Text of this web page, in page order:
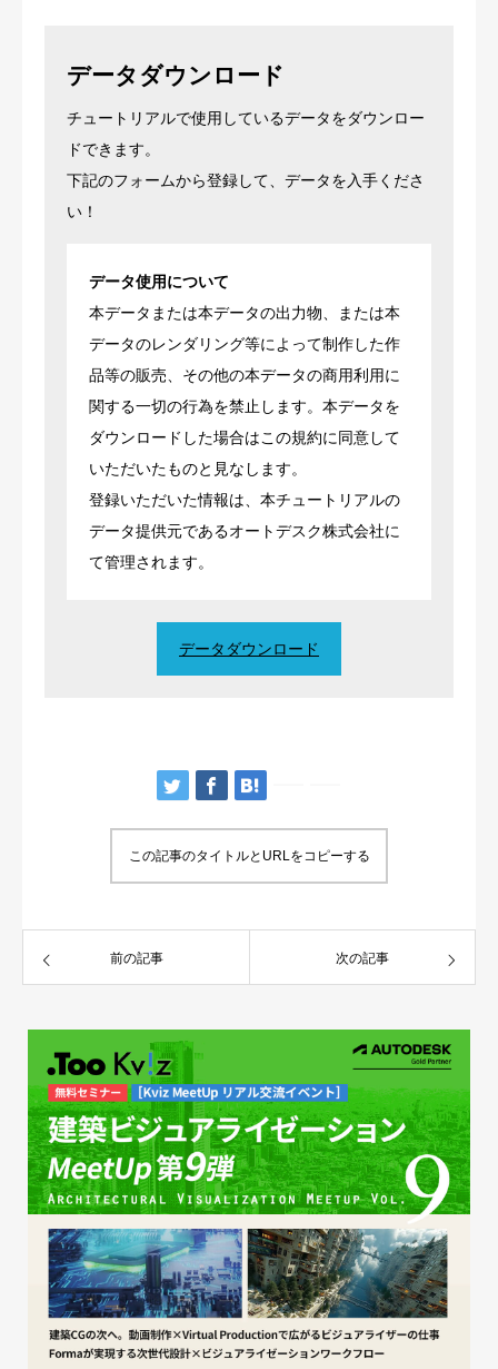
データダウンロード
チュートリアルで使用しているデータをダウンロー
ドできます。
下記のフォームから登録して、データを入手くださ
い！
データ使用について
本データまたは本データの出力物、または本
データのレンダリング等によって制作した作
品等の販売、その他の本データの商用利用に
関する一切の行為を禁止します。本データを
ダウンロードした場合はこの規約に同意して
いただいたものと見なします。
登録いただいた情報は、本チュートリアルの
データ提供元であるオートデスク株式会社に
て管理されます。
データダウンロード
この記事のタイトルとURLをコピーする
前の記事 次の記事